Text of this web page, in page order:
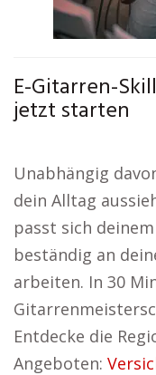
E-Gitarren-
jetzt starten
Unabhängig
dein Alltag
passt sich
beständig an
arbeiten. In 30
Entdecke die
Angeboten: